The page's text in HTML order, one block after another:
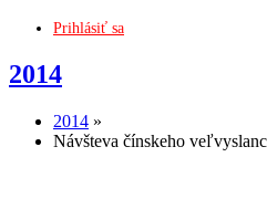
Prihlásiť sa
2014
2014 »
Návšteva čínskeho